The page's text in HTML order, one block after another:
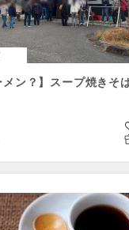
メン？】スープ焼きそ